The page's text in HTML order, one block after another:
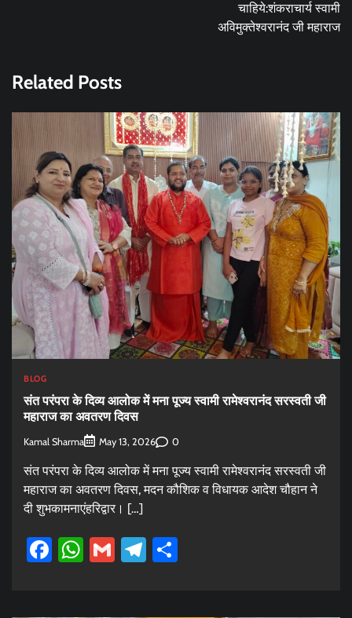
चाहिये:शंकराचार्य स्वामी
अविमुक्तेश्वरानंद जी महाराज
Related Posts
BLOG
संत परंपरा के दिव्य आलोक में मना पूज्य स्वामी रामेश्वरानंद सरस्वती जी
महाराज का अवतरण दिवस
Kamal Sharma May 13, 2026 0
संत परंपरा के दिव्य आलोक में मना पूज्य स्वामी रामेश्वरानंद सरस्वती जी
महाराज का अवतरण दिवस, मदन कौशिक व विधायक आदेश चौहान ने
दी शुभकामनाएंहरिद्वार। […]
Facebook
WhatsApp
GmailTelegram